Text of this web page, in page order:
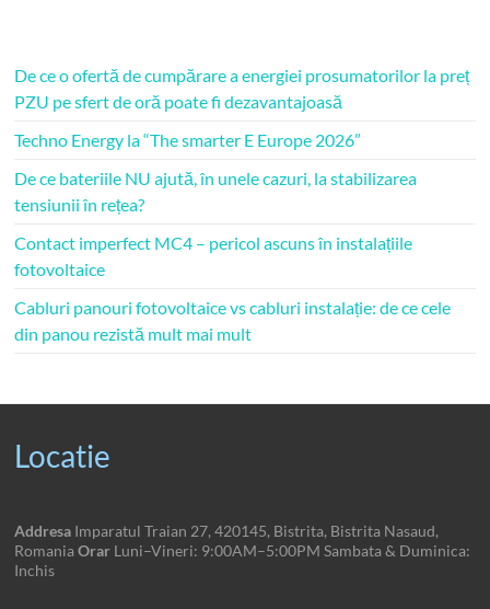
De ce o ofertă de cumpărare a energiei prosumatorilor la preț
PZU pe sfert de oră poate fi dezavantajoasă
Techno Energy la “The smarter E Europe 2026”
De ce bateriile NU ajută, în unele cazuri, la stabilizarea
tensiunii în rețea?
Contact imperfect MC4 – pericol ascuns în instalațiile
fotovoltaice
Cabluri panouri fotovoltaice vs cabluri instalație: de ce cele
din panou rezistă mult mai mult
Locatie
Addresa Imparatul Traian 27, 420145, Bistrita, Bistrita Nasaud,
RomaniaOrar Luni–Vineri: 9:00AM–5:00PM Sambata & Duminica:
Inchis